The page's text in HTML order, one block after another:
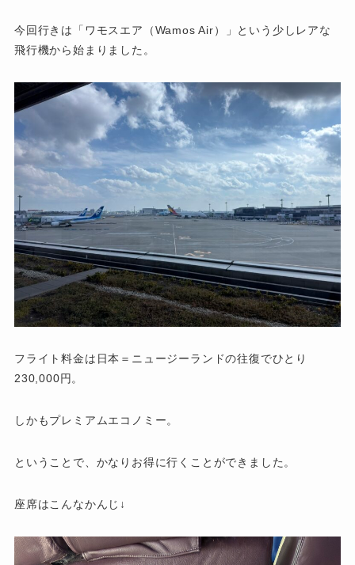
今回行きは「ワモスエア（Wamos Air）」という少しレアな
飛行機から始まりました。
フライト料金は日本＝ニュージーランドの往復でひとり
230,000円。
しかもプレミアムエコノミー。
ということで、かなりお得に行くことができました。
座席はこんなかんじ↓